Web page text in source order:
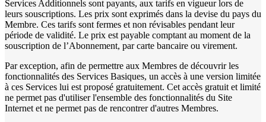
Services Additionnels sont payants, aux tarifs en vigueur lors de
leurs souscriptions. Les prix sont exprimés dans la devise du pays du
Membre. Ces tarifs sont fermes et non révisables pendant leur
période de validité. Le prix est payable comptant au moment de la
souscription de l’Abonnement, par carte bancaire ou virement.
Par exception, afin de permettre aux Membres de découvrir les
fonctionnalités des Services Basiques, un accès à une version limitée
à ces Services lui est proposé gratuitement. Cet accès gratuit et limité
ne permet pas d'utiliser l'ensemble des fonctionnalités du Site
Internet et ne permet pas de rencontrer d'autres Membres.